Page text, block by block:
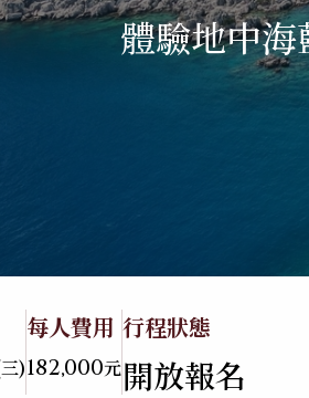
科摩多島
智利．玻利維亞
奧地利．捷克．匈
牙利
德奧．大鐘山
東北．青森．奧入
瀨溪
澤
體驗地中
)
每人費用
182,000元
行程狀態
開放報名